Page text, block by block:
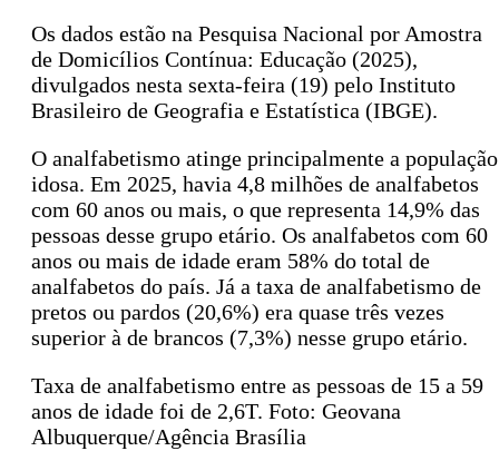
Os dados estão na Pesquisa Nacional por Amostra
de Domicílios Contínua: Educação (2025),
divulgados nesta sexta-feira (19) pelo Instituto
Brasileiro de Geografia e Estatística (IBGE).
O analfabetismo atinge principalmente a população
idosa. Em 2025, havia 4,8 milhões de analfabetos
com 60 anos ou mais, o que representa 14,9% das
pessoas desse grupo etário. Os analfabetos com 60
anos ou mais de idade eram 58% do total de
analfabetos do país. Já a taxa de analfabetismo de
pretos ou pardos (20,6%) era quase três vezes
superior à de brancos (7,3%) nesse grupo etário.
Taxa de analfabetismo entre as pessoas de 15 a 59
anos de idade foi de 2,6T. Foto: Geovana
Albuquerque/Agência Brasília